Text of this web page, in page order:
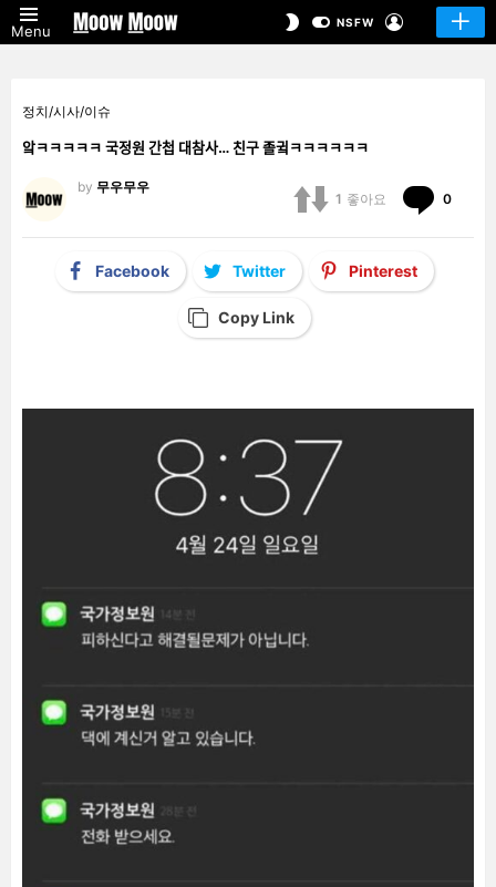
Menu
SWITCHNSFW
정치/시사/이슈
앜ㅋㅋㅋㅋㅋ 국정원 간첩 대참사… 친구 졸귘ㅋㅋㅋㅋㅋㅋ
by 무우무우
1 좋아요 0
Facebook Twitter Pinterest
Copy Link